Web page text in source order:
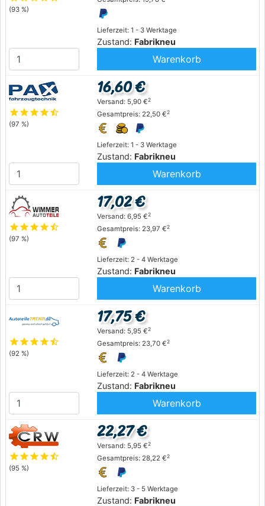
(93 %)
Lieferzeit: 1 - 3 Werktage
Zustand: Fabrikneu
Warenkorb
starstarstarstarstar_half
(97 %)
Lieferzeit: 1 - 3 Werktage
Zustand: Fabrikneu
16,60 €
Versand: 5,90 €2
Gesamtpreis: 22,50 €2
Warenkorb
starstarstarstarstar_half
(97 %)
Lieferzeit: 2 - 4 Werktage
Zustand: Fabrikneu
17,02 €
Versand: 6,95 €2
Gesamtpreis: 23,97 €2
Warenkorb
starstarstarstarstar_half
(92 %)
Lieferzeit: 2 - 4 Werktage
Zustand: Fabrikneu
17,75 €
Versand: 5,95 €2
Gesamtpreis: 23,70 €2
Warenkorb
starstarstarstarstar_half
(95 %)
Lieferzeit: 3 - 5 Werktage
Zustand: Fabrikneu
22,27 €
Versand: 5,95 €2
Gesamtpreis: 28,22 €2